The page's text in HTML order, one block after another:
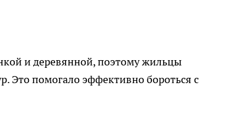
и деревянной, поэтому жильцы
Это помогало эффективно бороться с